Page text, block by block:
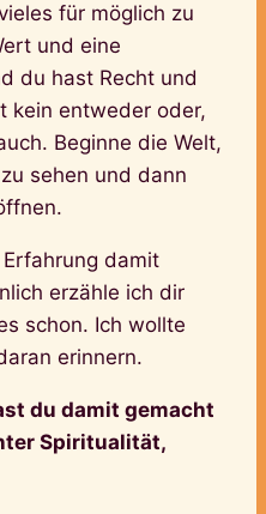
für möglich zu
und eine
du hast Recht und
kein entweder oder,
Beginne die Welt,
sehen und dann
damit
erzähle ich dir
schon. Ich wollte
erinnern.
du damit gemacht
Spiritualität,